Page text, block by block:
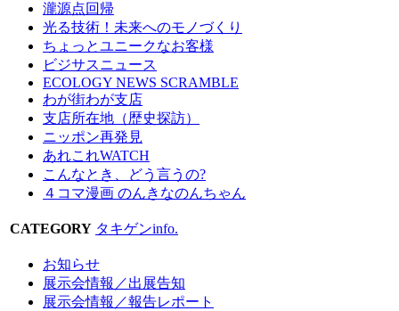
瀧源点回帰
光る技術！未来へのモノづくり
ちょっとユニークなお客様
ビジサスニュース
ECOLOGY NEWS SCRAMBLE
わが街わが支店
支店所在地（歴史探訪）
ニッポン再発見
あれこれWATCH
こんなとき、どう言うの?
４コマ漫画 のんきなのんちゃん
CATEGORY タキゲンinfo.
お知らせ
展示会情報／出展告知
展示会情報／報告レポート